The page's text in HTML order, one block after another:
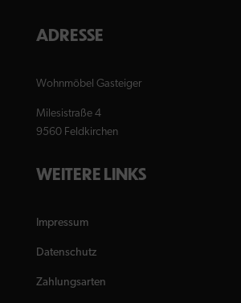
ADRESSE
Wohnmöbel Gasteiger
Milesistraße 4
9560 Feldkirchen
WEITERE LINKS
Impressum
Datenschutz
Zahlungsarten